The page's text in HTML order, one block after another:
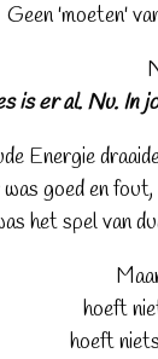
Geen 'moeten'
is er al. Nu. In
Energie
goed en
het spel van
hoeft
hoeft